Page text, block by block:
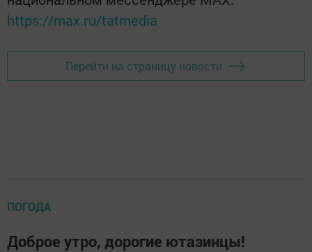
https://max.ru/tatmedia
Перейти на страницу новости
ПОГОДА
Доброе утро, дорогие ютазинцы!